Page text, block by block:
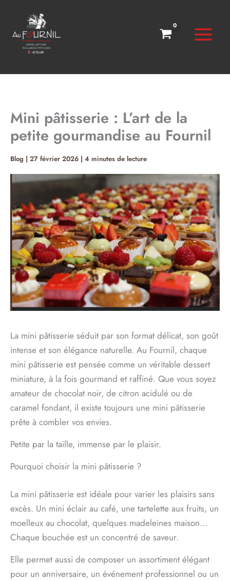
contenu
Mini pâtisserie : L’art de la
petite gourmandise au Fournil
Blog | 27 février 2026 | 4 minutes de lecture
La mini pâtisserie séduit par son format délicat, son goût
intense et son élégance naturelle. Au Fournil, chaque
mini pâtisserie est pensée comme un véritable dessert
miniature, à la fois gourmand et raffiné. Que vous soyez
amateur de chocolat noir, de citron acidulé ou de
caramel fondant, il existe toujours une mini pâtisserie
prête à combler vos envies.
Petite par la taille, immense par le plaisir.
Pourquoi choisir la mini pâtisserie ?
La mini pâtisserie est idéale pour varier les plaisirs sans
excès. Un mini éclair au café, une tartelette aux fruits, un
moelleux au chocolat, quelques madeleines maison…
Chaque bouchée est un concentré de saveur.
Elle permet aussi de composer un assortiment élégant
pour un anniversaire, un événement professionnel ou un